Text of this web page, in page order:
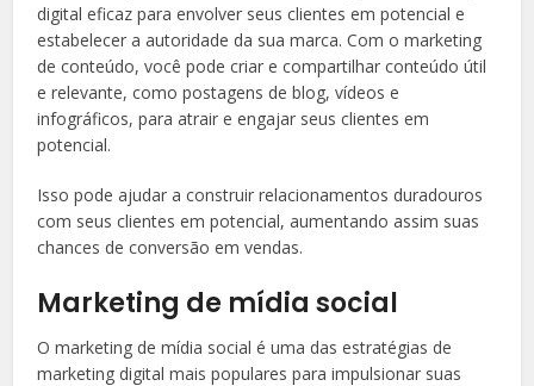
digital eficaz para envolver seus clientes em potencial e
estabelecer a autoridade da sua marca. Com o marketing
de conteúdo, você pode criar e compartilhar conteúdo útil
e relevante, como postagens de blog, vídeos e
infográficos, para atrair e engajar seus clientes em
potencial.
Isso pode ajudar a construir relacionamentos duradouros
com seus clientes em potencial, aumentando assim suas
chances de conversão em vendas.
Marketing de mídia social
O marketing de mídia social é uma das estratégias de
marketing digital mais populares para impulsionar suas